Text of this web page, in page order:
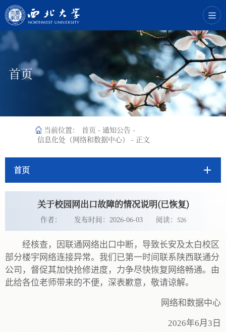
首页
当前位置： 首页 - 通知公告 -
信息化处（网络和数据中心）
- 正文
首页
关于校园网出口故障的情况说明‌(已恢复)
作者： 发布时间：2026-06-03 阅读： 526
经核查，因联通网络出口中断，导致长安及太白校区
部分楼宇网络连接异常。我们已第一时间联系陕西联通分
公司，督促其加快抢修进度，力争尽快恢复网络畅通。由
此给各位老师带来的不便，深表歉意，敬请谅解。
网络和数据中心
2026年6月3日